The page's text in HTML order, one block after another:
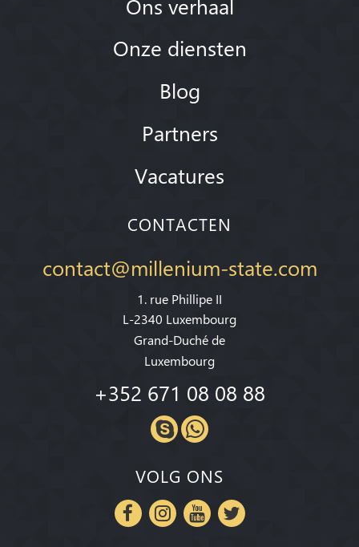
Onze diensten
Blog
Partners
Vacatures
CONTACTEN
contact@millenium-state.com
1. rue Phillipe II
L-2340 Luxembourg
Grand-Duché de
Luxembourg
+352 671 08 08 88
VOLG ONS